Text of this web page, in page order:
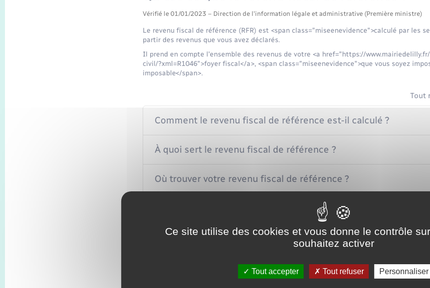
Vérifié le 01/01/2023 – Direction de l'information légale et administrative (Première ministre)
Le revenu fiscal de référence (RFR) est <span class="miseenevidence">calculé par les
partir des revenus que vous avez déclarés.
Il prend en compte l'ensemble des revenus de votre <a href="https://
civil/?xml=R1046">foyer fiscal</a>, <span class="miseenevidence">que vous soyez
imposable</span>.
Tout
Comment le revenu fiscal de référence est-il calculé ?
À quoi sert le revenu fiscal de référence ?
Où trouver votre revenu fiscal de référence ?
Textes de référence
Services en ligne et formulaires
Ce site utilise des cookies et vous donne le contrôle
souhaitez activer
Tout accepter Tout refuser Personnaliser